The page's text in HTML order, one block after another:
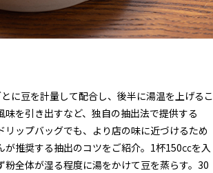
に豆を計量して配合し、後半に湯温を上げるこ
味を引き出すなど、独自の抽出法で提供する
リップバッグでも、より店の味に近づけるため
が推奨する抽出のコツをご紹介。1杯150㏄を入
粉全体が湿る程度に湯をかけて豆を蒸らす。30